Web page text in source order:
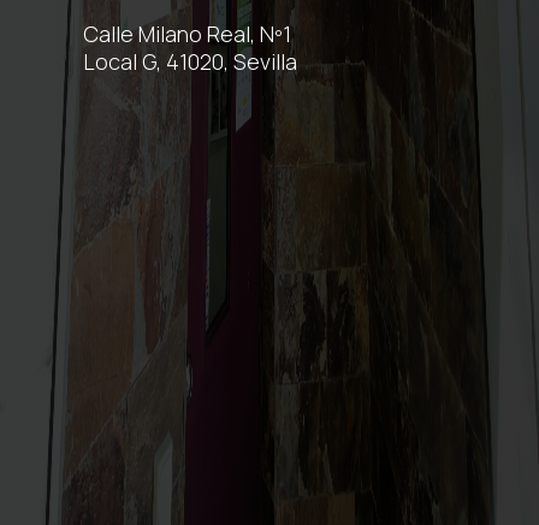
Calle Milano Real, Nº1
Local G, 41020, Sevilla